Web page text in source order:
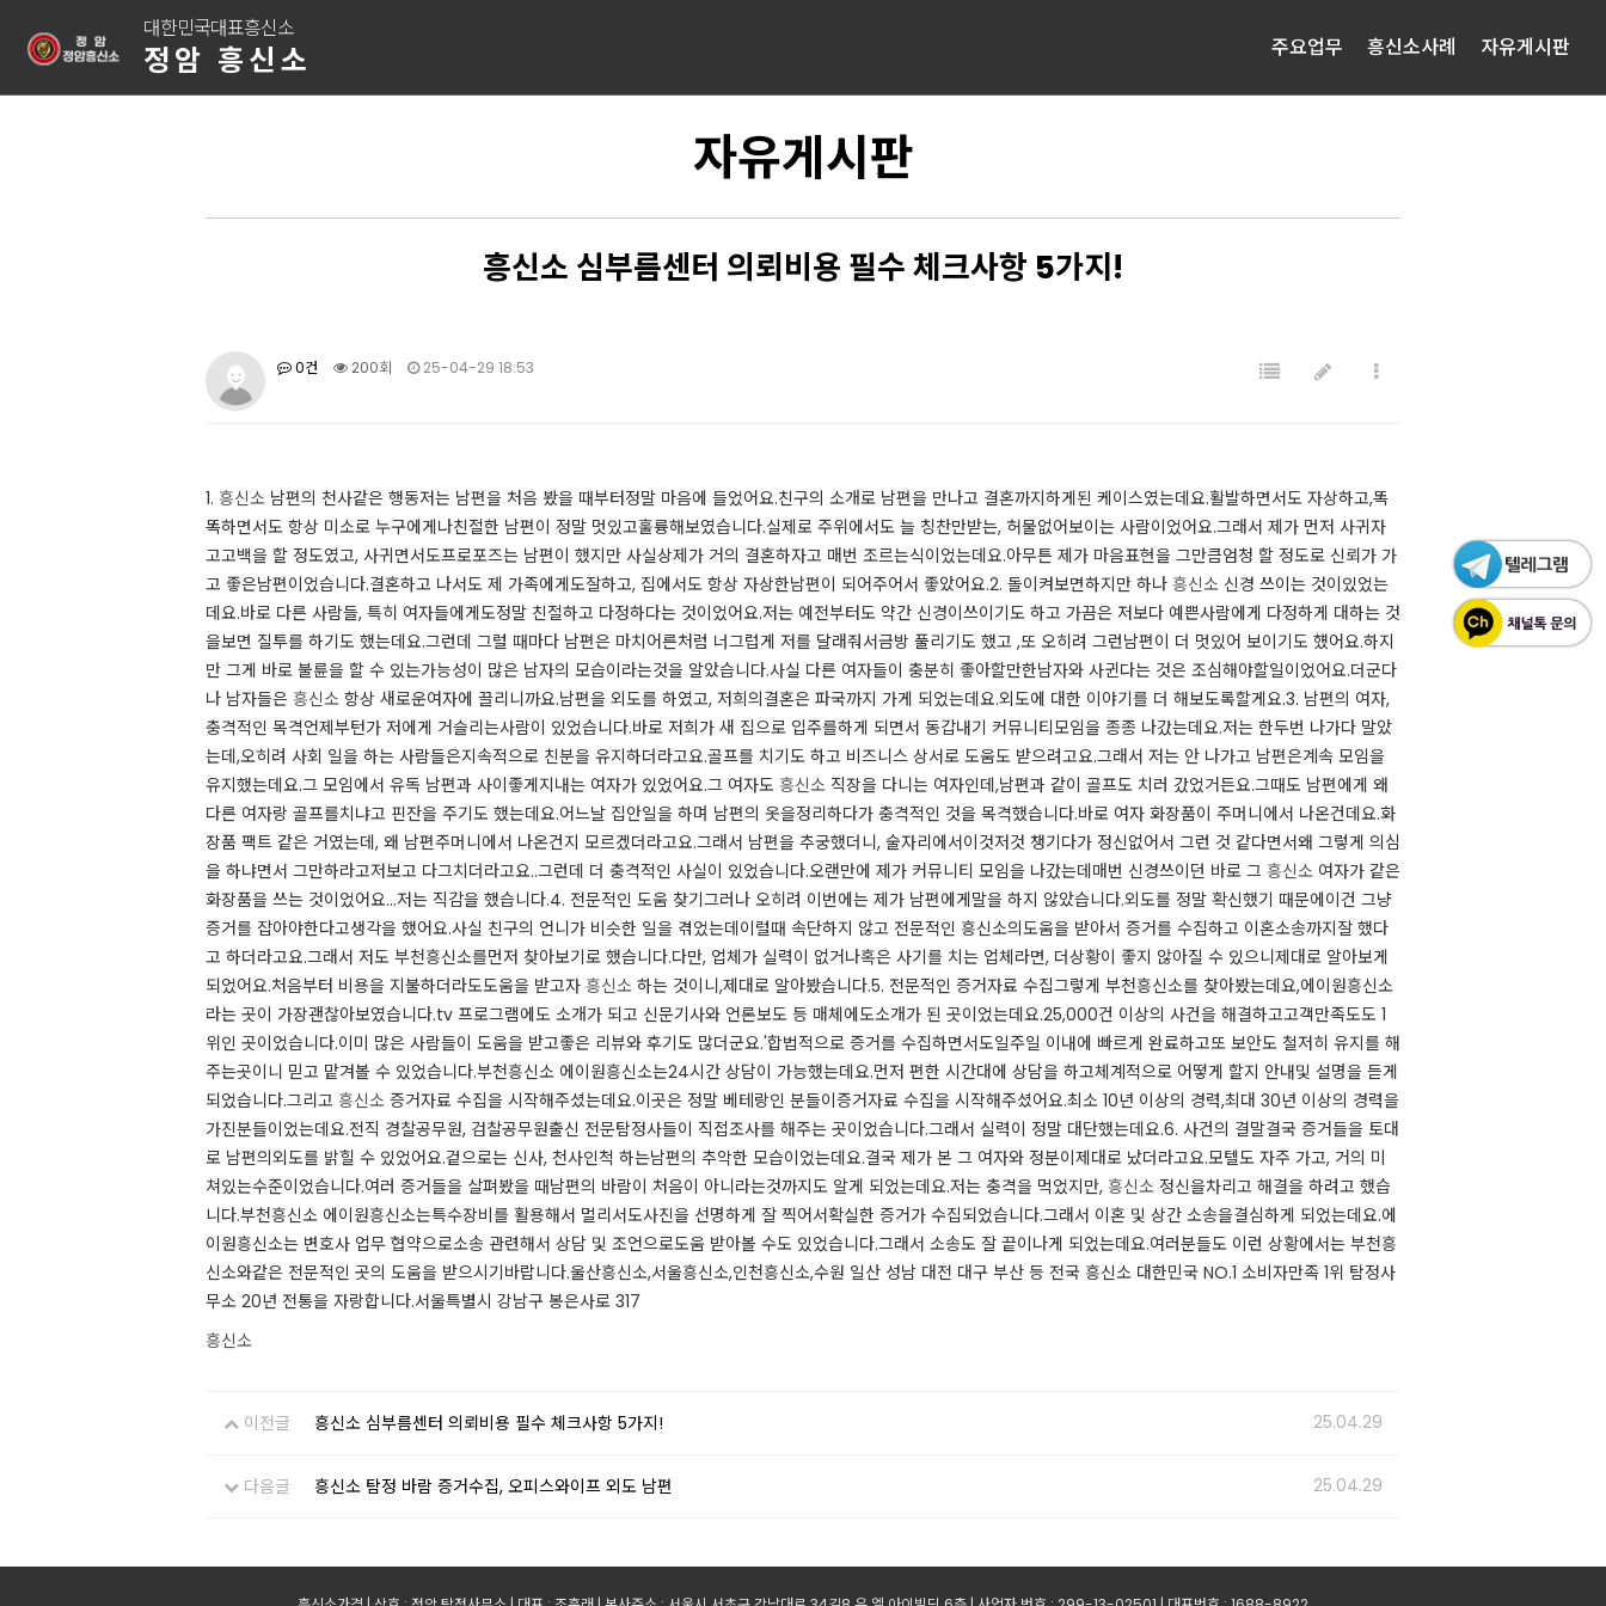
대한민국대표흥신소
정암 흥신소 주요업무 흥신소사례 자유게시판
자유게시판
흥신소 심부름센터 의뢰비용 필수 체크사항 5가지!
0건 200회 25-04-29 18:53
1. 흥신소 남편의 천사같은 행동​저는 남편을 처음 봤을 때부터정말 마음에 들었어요.​친구의 소개로 남편을 만나고 결혼까지하게된 케이스였는데요.​활발하면서도 자상하고,똑
똑하면서도 항상 미소로 누구에게나친절한 남편이 정말 멋있고훌륭해보였습니다.​실제로 주위에서도 늘 칭찬만받는, 허물없어보이는 사람이었어요.​그래서 제가 먼저 사귀자
고고백을 할 정도였고, 사귀면서도프로포즈는 남편이 했지만 사실상제가 거의 결혼하자고 매번 조르는식이었는데요.​아무튼 제가 마음표현을 그만큼엄청 할 정도로 신뢰가 가
고 좋은남편이었습니다.​결혼하고 나서도 제 가족에게도잘하고, 집에서도 항상 자상한남편이 되어주어서 좋았어요.​2. 돌이켜보면​하지만 하나 흥신소 신경 쓰이는 것이있었는
데요.​바로 다른 사람들, 특히 여자들에게도정말 친절하고 다정하다는 것이었어요.​저는 예전부터도 약간 신경이쓰이기도 하고 가끔은 저보다 예쁜사람에게 다정하게 대하는 것
을보면 질투를 하기도 했는데요.​그런데 그럴 때마다 남편은 마치어른처럼 너그럽게 저를 달래줘서금방 풀리기도 했고 ,또 오히려 그런남편이 더 멋있어 보이기도 헀어요.​하지
만 그게 바로 불륜을 할 수 있는가능성이 많은 남자의 모습이라는것을 알았습니다.​사실 다른 여자들이 충분히 좋아할만한남자와 사귄다는 것은 조심해야할일이었어요.​더군다
나 남자들은 흥신소 항상 새로운여자에 끌리니까요.​남편을 외도를 하였고, 저희의결혼은 파국까지 가게 되었는데요.​외도에 대한 이야기를 더 해보도록할게요.​3. 남편의 여자,
충격적인 목격​언제부턴가 저에게 거슬리는사람이 있었습니다.​바로 저희가 새 집으로 입주를하게 되면서 동갑내기 커뮤니티모임을 종종 나갔는데요.​저는 한두번 나가다 말았
는데,오히려 사회 일을 하는 사람들은지속적으로 친분을 유지하더라고요.​골프를 치기도 하고 비즈니스 상서로 도움도 받으려고요.​그래서 저는 안 나가고 남편은계속 모임을
유지했는데요.​그 모임에서 유독 남편과 사이좋게지내는 여자가 있었어요.​그 여자도 흥신소 직장을 다니는 여자인데,남편과 같이 골프도 치러 갔었거든요.​그때도 남편에게 왜
다른 여자랑 골프를치냐고 핀잔을 주기도 했는데요.​어느날 집안일을 하며 남편의 옷을정리하다가 충격적인 것을 목격했습니다.​바로 여자 화장품이 주머니에서 나온건데요.​화
장품 팩트 같은 거였는데, 왜 남편주머니에서 나온건지 모르겠더라고요.​그래서 남편을 추궁했더니, 술자리에서이것저것 챙기다가 정신없어서 그런 것 같다면서왜 그렇게 의심
을 하냐면서 그만하라고저보고 다그치더라고요..​그런데 더 충격적인 사실이 있었습니다.​오랜만에 제가 커뮤니티 모임을 나갔는데매번 신경쓰이던 바로 그 흥신소 여자가 같은
화장품을 쓰는 것이었어요...​저는 직감을 했습니다.​4. 전문적인 도움 찾기​그러나 오히려 이번에는 제가 남편에게말을 하지 않았습니다.​외도를 정말 확신했기 때문에이건 그냥
증거를 잡아야한다고생각을 했어요.​사실 친구의 언니가 비슷한 일을 겪었는데이럴때 속단하지 않고 전문적인 흥신소의도움을 받아서 증거를 수집하고 이혼소송까지잘 했다
고 하더라고요.​그래서 저도 부천흥신소를먼저 찾아보기로 했습니다.​다만, 업체가 실력이 없거나혹은 사기를 치는 업체라면, 더상황이 좋지 않아질 수 있으니제대로 알아보게
되었어요.​처음부터 비용을 지불하더라도도움을 받고자 흥신소 하는 것이니,제대로 알아봤습니다.​5. 전문적인 증거자료 수집​그렇게 부천흥신소를 찾아봤는데요,에이원흥신소
라는 곳이 가장괜찮아보였습니다.​tv 프로그램에도 소개가 되고 신문기사와 언론보도 등 매체에도소개가 된 곳이었는데요.​25,000건 이상의 사건을 해결하고고객만족도도 1
위인 곳이었습니다.​이미 많은 사람들이 도움을 받고좋은 리뷰와 후기도 많더군요.'​합법적으로 증거를 수집하면서도일주일 이내에 빠르게 완료하고또 보안도 철저히 유지를 해
주는곳이니 믿고 맡겨볼 수 있었습니다.​부천흥신소 에이원흥신소는24시간 상담이 가능했는데요.​먼저 편한 시간대에 상담을 하고체계적으로 어떻게 할지 안내및 설명을 듣게
되었습니다.​그리고 흥신소 증거자료 수집을 시작해주셨는데요.​이곳은 정말 베테랑인 분들이증거자료 수집을 시작해주셨어요.​최소 10년 이상의 경력,최대 30년 이상의 경력을
가진분들이었는데요.​전직 경찰공무원, 검찰공무원출신 전문탐정사들이 직접조사를 해주는 곳이었습니다.​그래서 실력이 정말 대단했는데요.​6. 사건의 결말​결국 증거들을 토대
로 남편의외도를 밝힐 수 있었어요.​겉으로는 신사, 천사인척 하는남편의 추악한 모습이었는데요.​결국 제가 본 그 여자와 정분이제대로 났더라고요.​모텔도 자주 가고, 거의 미
쳐있는수준이었습니다.​여러 증거들을 살펴봤을 때남편의 바람이 처음이 아니라는것까지도 알게 되었는데요.​저는 충격을 먹었지만, 흥신소 정신을차리고 해결을 하려고 했습
니다.​부천흥신소 에이원흥신소는특수장비를 활용해서 멀리서도사진을 선명하게 잘 찍어서확실한 증거가 수집되었습니다.​그래서 이혼 및 상간 소송을결심하게 되었는데요.​에
이원흥신소는 변호사 업무 협약으로소송 관련해서 상담 및 조언으로도움 받아볼 수도 있었습니다.​그래서 소송도 잘 끝이나게 되었는데요.​여러분들도 이런 상황에서는 부천흥
신소와같은 전문적인 곳의 도움을 받으시기바랍니다.​​울산흥신소,서울흥신소,인천흥신소,수원 일산 성남 대전 대구 부산 등 전국 흥신소 대한민국 NO.1 소비자만족 1위 탐정사
무소 20년 전통을 자랑합니다.​​서울특별시 강남구 봉은사로 317​
흥신소
이전글 흥신소 심부름센터 의뢰비용 필수 체크사항 5가지! 25.04.29
다음글 흥신소 탐정 바람 증거수집, 오피스와이프 외도 남편 25.04.29